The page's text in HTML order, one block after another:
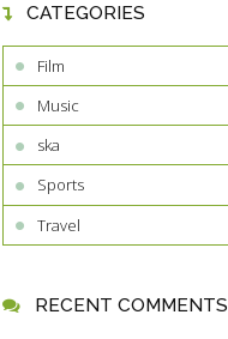
CATEGORIES
Film
Music
ska
Sports
Travel
RECENT COMMENTS